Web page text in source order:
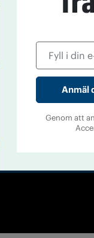
21, 116 33
Barbro
Genom att